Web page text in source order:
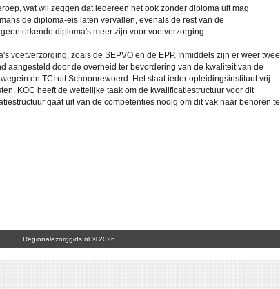
wat wil zeggen dat iedereen het ook zonder diploma uit mag
de diploma-eis laten vervallen, evenals de rest van de
erkende diploma's meer zijn voor voetverzorging.
voetverzorging, zoals de SEPVO en de EPP. Inmiddels zijn er weer twee
aangesteld door de overheid ter bevordering van de kwaliteit van de
en TCI uit Schoonrewoerd. Het staat ieder opleidingsinstituut vrij
KOC heeft de wettelijke taak om de kwalificatiestructuur voor dit
gaat uit van de competenties nodig om dit vak naar behoren te
Regionalezorggids.nl © 2026